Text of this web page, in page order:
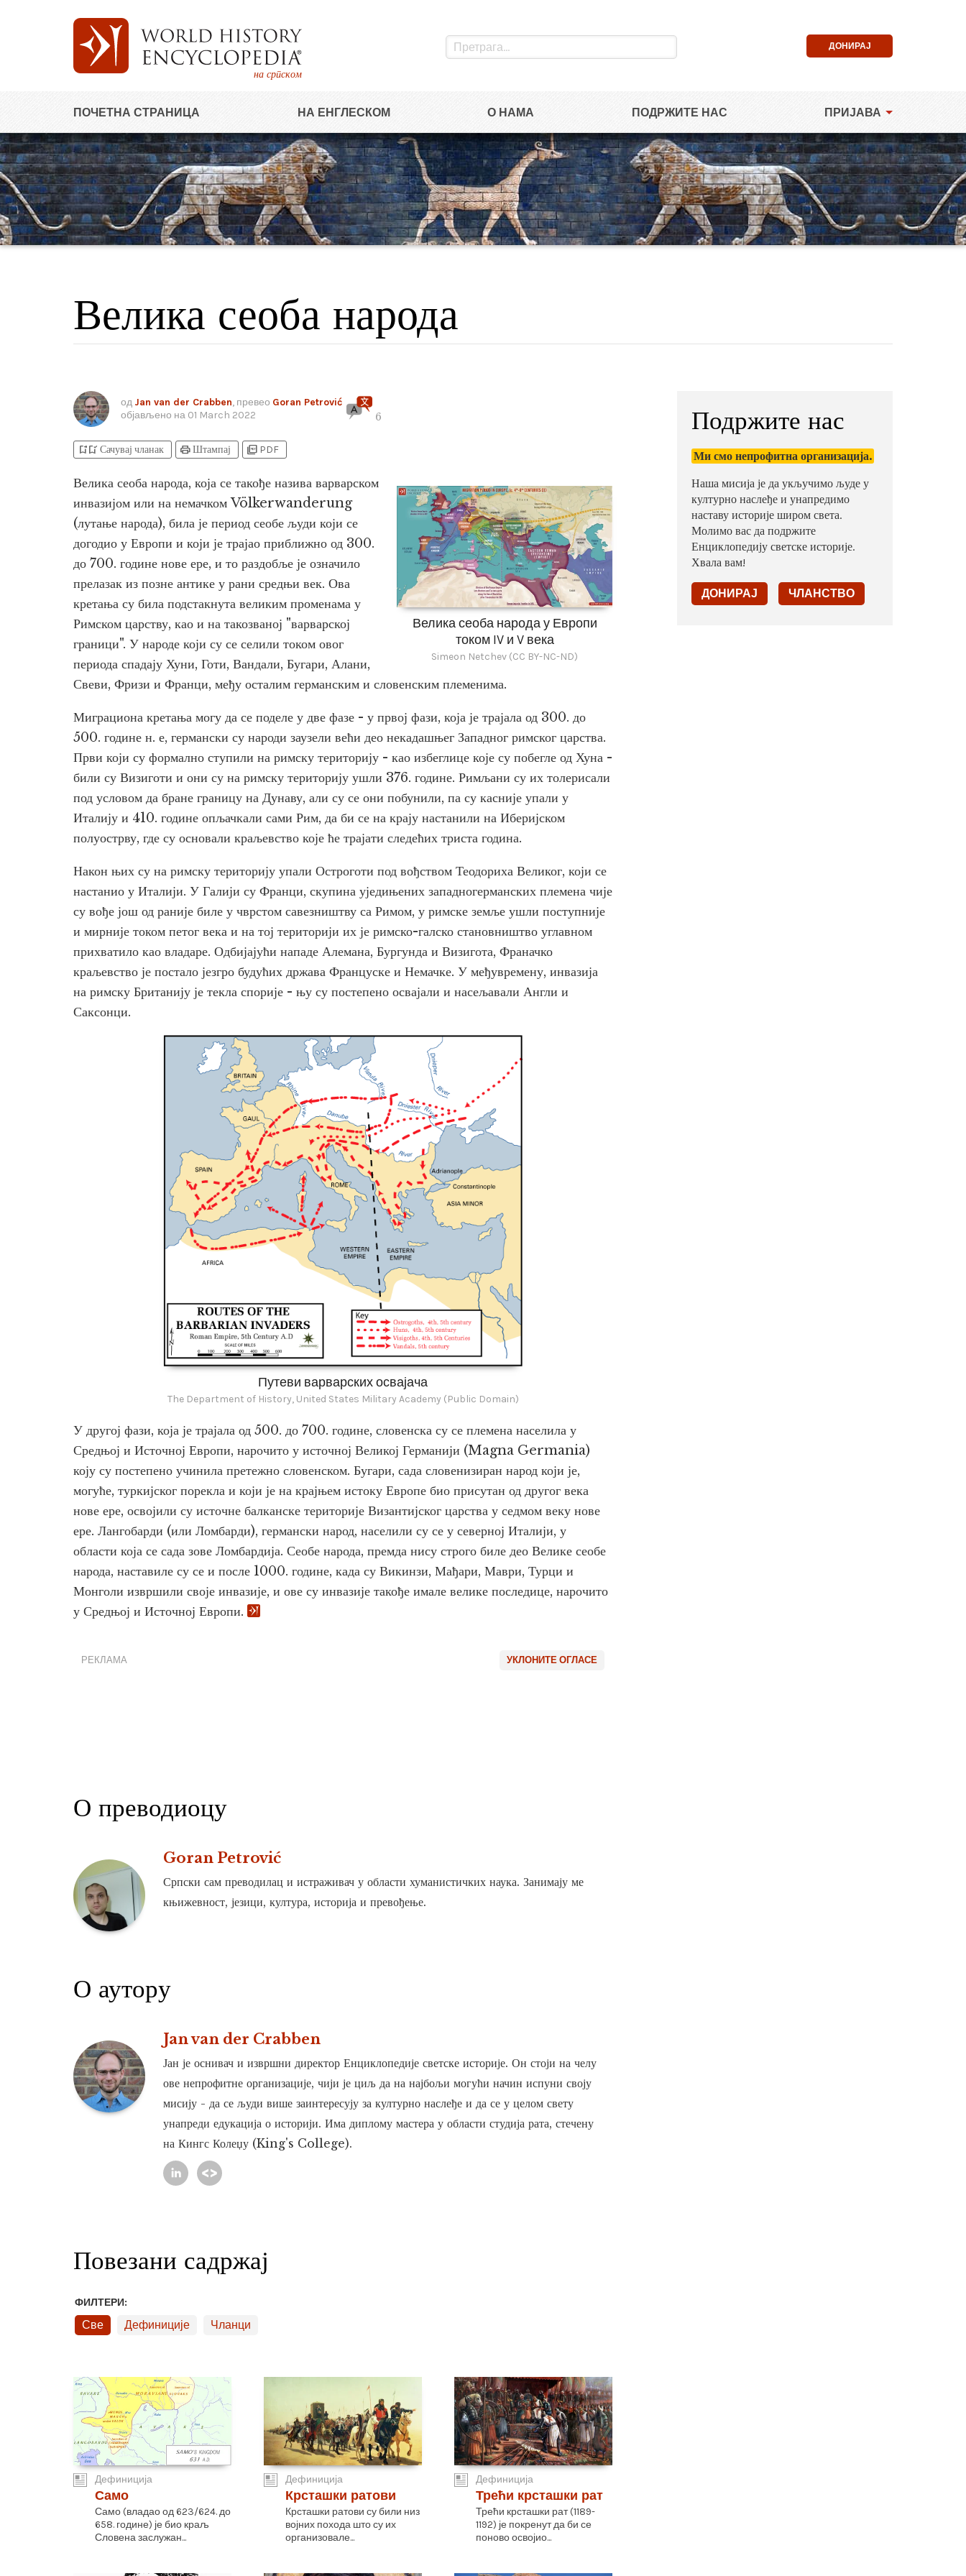
на српском
ДОНИРАЈ
ПОЧЕТНА СТРАНИЦА НА ЕНГЛЕСКОМ О НАМА ПОДРЖИТЕ НАС ПРИЈАВА
Велика сеоба народа
од Jan van der Crabben, превео Goran Petrović
објављено на 01 March 2022 6
bookmark_addbookmark_added Сачувај чланак printШтампај picture_as_pdf PDF
Велика сеоба народа у Европи
током IV и V века
Simeon Netchev (CC BY-NC-ND)
Велика сеоба народа, која се такође назива варварском
инвазијом или на немачком Völkerwanderung
(лутање народа), била је период сеобе људи који се
догодио у Европи и који је трајао приближно од 300.
до 700. године нове ере, и то раздобље је означило
прелазак из позне антике у рани средњи век. Ова
кретања су била подстакнута великим променама у
Римском царству, као и на такозваној "варварској
граници". У народе који су се селили током овог
периода спадају Хуни, Готи, Вандали, Бугари, Алани,
Свеви, Фризи и Франци, међу осталим германским и словенским племенима.
Миграциона кретања могу да се поделе у две фазе - у првој фази, која је трајала од 300. до
500. године н. е, германски су народи заузели већи део некадашњег Западног римског царства.
Први који су формално ступили на римску територију - као избеглице које су побегле од Хуна -
били су Визиготи и они су на римску територију ушли 376. године. Римљани су их толерисали
под условом да бране границу на Дунаву, али су се они побунили, па су касније упали у
Италију и 410. године опљачкали сами Рим, да би се на крају настанили на Иберијском
полуострву, где су основали краљевство које ће трајати следећих триста година.
Након њих су на римску територију упали Остроготи под вођством Теодориха Великог, који се
настанио у Италији. У Галији су Франци, скупина уједињених западногерманских племена чије
су вође још од раније биле у чврстом савезништву са Римом, у римске земље ушли поступније
и мирније током петог века и на тој територији их је римско-галско становништво углавном
прихватило као владаре. Одбијајући нападе Алемана, Бургунда и Визигота, Франачко
краљевство је постало језгро будућих држава Француске и Немачке. У међувремену, инвазија
на римску Британију је текла спорије - њу су постепено освајали и насељавали Англи и
Саксонци.
Путеви варварских освајача
The Department of History, United States Military Academy (Public Domain)
У другој фази, која је трајала од 500. до 700. године, словенска су се племена населила у
Средњој и Источној Европи, нарочито у источној Великој Германији (Magna Germania)
коју су постепено учинила претежно словенском. Бугари, сада словенизиран народ који је,
могуће, туркијског порекла и који је на крајњем истоку Европе био присутан од другог века
нове ере, освојили су источне балканске територије Византијског царства у седмом веку нове
ере. Лангобарди (или Ломбарди), германски народ, населили су се у северној Италији, у
области која се сада зове Ломбардија. Сеобе народа, премда нису строго биле део Велике сеобе
народа, наставиле су се и после 1000. године, када су Викинзи, Мађари, Маври, Турци и
Монголи извршили своје инвазије, и ове су инвазије такође имале велике последице, нарочито
у Средњој и Источној Европи.
УКЛОНИТЕ ОГЛАСЕ
РЕКЛАМА
О преводиоцу
Goran Petrović
Српски сам преводилац и истраживач у области хуманистичких наука. Занимају ме
књижевност, језици, култура, историја и превођење.
О аутору
Jan van der Crabben
Јан је оснивач и извршни директор Енциклопедије светске историје. Он стоји на челу
ове непрофитне организације, чији је циљ да на најбољи могући начин испуни своју
мисију - да се људи више заинтересују за културно наслеђе и да се у целом свету
унапреди едукација о историји. Има диплому мастера у области студија рата, стечену
на Кингс Колеџу (King's College).
Повезани садржај
ФИЛТЕРИ:
Све Дефиниције Чланци
Дефиниција
Само
Само (владао од 623/624. до
658. године) је био краљ
Словена заслужан...
Дефиниција
Крсташки ратови
Крсташки ратови су били низ
војних похода што су их
организовале...
Дефиниција
Трећи крсташки рат
Трећи крсташки рат (1189-
1192) је покренут да би се
поново освојио...
Подржите нас
Ми смо непрофитна организација.
Наша мисија је да укључимо људе у
културно наслеђе и унапредимо
наставу историје широм света.
Молимо вас да подржите
Енциклопедију светске историје.
Хвала вам!
ДОНИРАЈ ЧЛАНСТВО